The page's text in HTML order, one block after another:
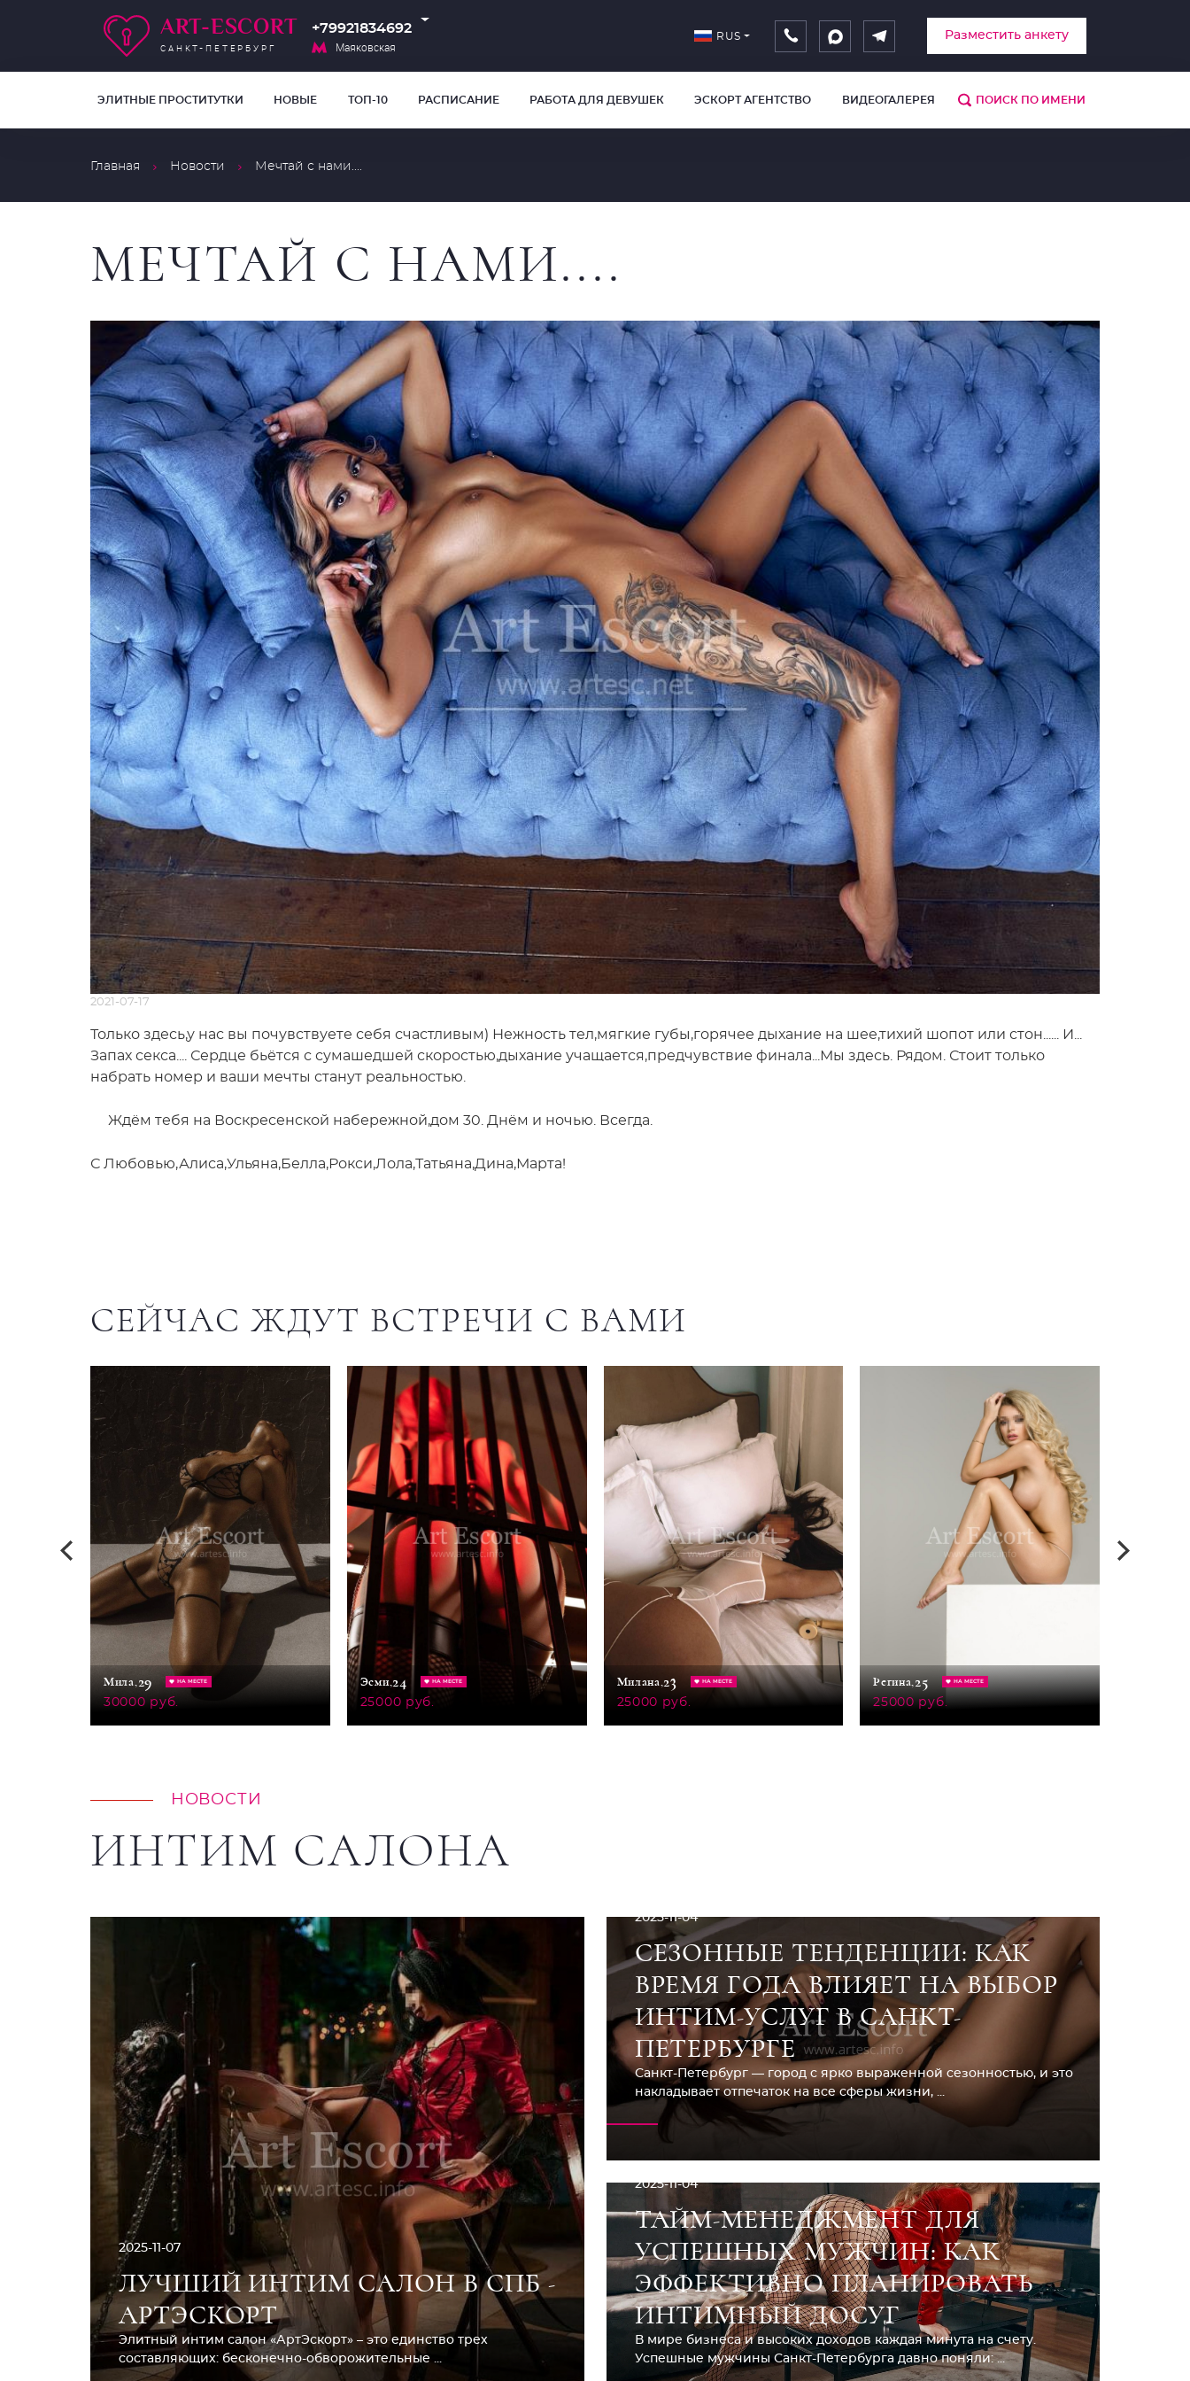
ART-ESCORT
САНКТ-ПЕТЕРБУРГ
+79921834692
Маяковская
RUS Разместить анкету
ЭЛИТНЫЕ ПРОСТИТУТКИ НОВЫЕ ТОП-10 РАСПИСАНИЕ РАБОТА ДЛЯ ДЕВУШЕК ЭСКОРТ АГЕНТСТВО ВИДЕОГАЛЕРЕЯ
Главная Новости Мечтай с нами....
МЕЧТАЙ С НАМИ....
2021-07-17
Только здесь,у нас вы почувствуете себя счастливым) Нежность тел,мягкие губы,горячее дыхание на шее,тихий шопот или стон...... И...
Запах секса.... Сердце бьётся с сумашедшей скоростью,дыхание учащается,предчувствие финала...Мы здесь. Рядом. Стоит только
набрать номер и ваши мечты станут реальностью.
Ждём тебя на Воскресенской набережной,дом 30. Днём и ночью. Всегда.
С Любовью,Алиса,Ульяна,Белла,Рокси,Лола,Татьяна,Дина,Марта!
СЕЙЧАС ЖДУТ ВСТРЕЧИ С ВАМИ
Мила,29 НА МЕСТЕ
30000 руб.
Эсми,24 НА МЕСТЕ
25000 руб.
Милана,23 НА МЕСТЕ
25000 руб.
Регина,25 НА МЕСТЕ
25000 руб.
НОВОСТИ
ИНТИМ САЛОНА
2025-11-07
ЛУЧШИЙ ИНТИМ САЛОН В СПБ -
АРТЭСКОРТ
Элитный интим салон «АртЭскорт» – это единство трех
составляющих: бесконечно-обворожительные ...
2025-11-04
СЕЗОННЫЕ ТЕНДЕНЦИИ: КАК
ВРЕМЯ ГОДА ВЛИЯЕТ НА ВЫБОР
ИНТИМ-УСЛУГ В САНКТ-
ПЕТЕРБУРГЕ
Санкт-Петербург — город с ярко выраженной сезонностью, и это
накладывает отпечаток на все сферы жизни, ...
2025-11-04
ТАЙМ-МЕНЕДЖМЕНТ ДЛЯ
УСПЕШНЫХ МУЖЧИН: КАК
ЭФФЕКТИВНО ПЛАНИРОВАТЬ
ИНТИМНЫЙ ДОСУГ
В мире бизнеса и высоких доходов каждая минута на счету.
Успешные мужчины Санкт-Петербурга давно поняли: ...